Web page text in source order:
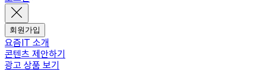
회원가입
요즘IT 소개
콘텐츠 제안하기
광고 상품 보기